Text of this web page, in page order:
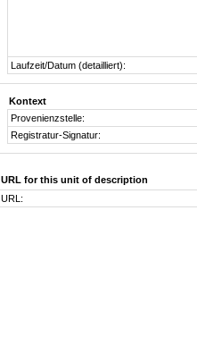
Laufzeit/Datum (detailliert):
Kontext
Provenienzstelle:
Registratur-Signatur:
URL for this unit of description
URL: